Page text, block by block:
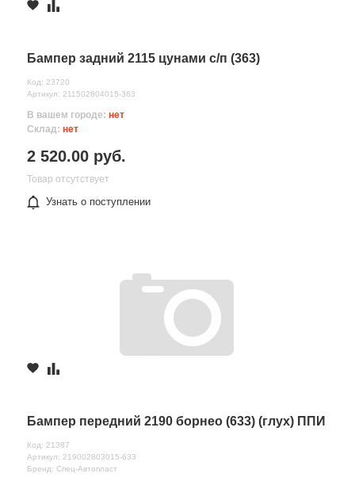
Бампер задний 2115 цунами с/п (363)
Код: 23720
Артикул: 211502804015-363
В вашем городе: нет
Склад: нет
2 520.00 руб.
Товар отсутствует
Узнать о поступлении
Бампер передний 2190 борнео (633) (глух) ППИ
Код: 21387
Артикул: 219002803015-633
Бренд: Спец-Автопласт